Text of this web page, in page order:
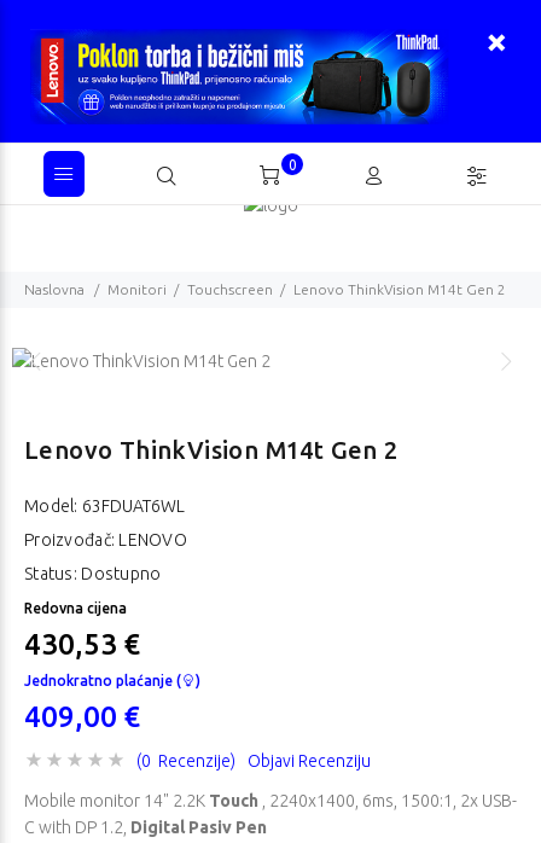
0
Naslovna Monitori Touchscreen Lenovo ThinkVision M14t Gen 2
Lenovo ThinkVision M14t Gen 2
Model: 63FDUAT6WL
Proizvođač: LENOVO
Status: Dostupno
Redovna cijena
430,53 €
Jednokratno plaćanje ( )
409,00 €
(0 Recenzije) Objavi Recenziju
Mobile monitor 14" 2.2K Touch
, 2240x1400, 6ms, 1500:1, 2x USB-
C with DP 1.2, Digital Pasiv Pen